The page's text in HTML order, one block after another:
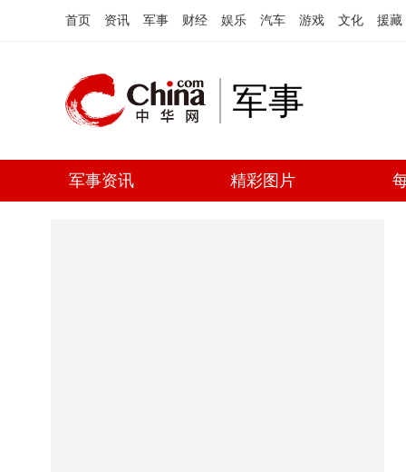
首页 资讯 军事 财经 娱乐 汽车 游戏 文化 援藏
军事
军事资讯 精彩图片